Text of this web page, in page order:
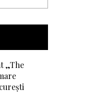
„The